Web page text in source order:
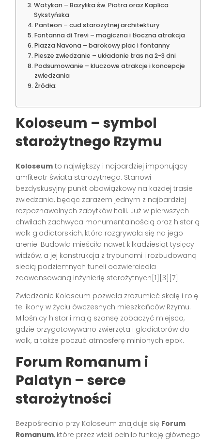
Watykan – Bazylika św. Piotra oraz Kaplica
Sykstyńska
Panteon – cud starożytnej architektury
Fontanna di Trevi – magiczna i tłoczna atrakcja
Piazza Navona – barokowy plac i fontanny
Piesze zwiedzanie – układanie tras na 2-3 dni
Podsumowanie – kluczowe atrakcje i koncepcje
zwiedzania
Źródła:
Koloseum – symbol
starożytnego Rzymu
Koloseum to największy i najbardziej imponujący
amfiteatr świata starożytnego. Stanowi
bezdyskusyjny punkt obowiązkowy na każdej trasie
zwiedzania, będąc zarazem jednym z najbardziej
rozpoznawalnych zabytków Italii. Już w pierwszych
chwilach zachwyca monumentalnością oraz historią
walk gladiatorskich, która rozgrywała się na jego
arenie. Budowla mieściła nawet kilkadziesiąt tysięcy
widzów, a jej konstrukcja z trybunami i rozbudowaną
siecią podziemnych tuneli odzwierciedla
zaawansowaną inżynierię starożytnych[1][3][7].
Zwiedzanie Koloseum pozwala zrozumieć skalę i rolę
tej ikony w życiu ówczesnych mieszkańców Rzymu.
Miłośnicy historii mają szansę zobaczyć miejsca,
gdzie przygotowywano zwierzęta i gladiatorów do
walk, a także poczuć atmosferę minionych epok.
Forum Romanum i
Palatyn – serce
starożytności
Bezpośrednio przy Koloseum znajduje się Forum
Romanum, które przez wieki pełniło funkcję głównego